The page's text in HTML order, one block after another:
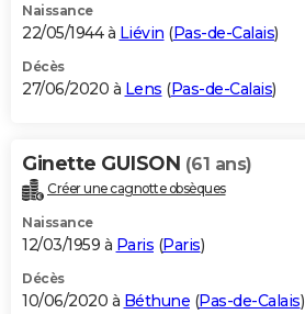
Naissance
22/05/1944 à Liévin (Pas-de-Calais)
Décès
27/06/2020 à Lens (Pas-de-Calais)
Ginette GUISON (61 ans)
Créer une cagnotte obsèques
Naissance
12/03/1959 à Paris (Paris)
Décès
10/06/2020 à Béthune (Pas-de-Calais)